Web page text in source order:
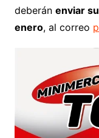
deberán enviar
enero, al correo